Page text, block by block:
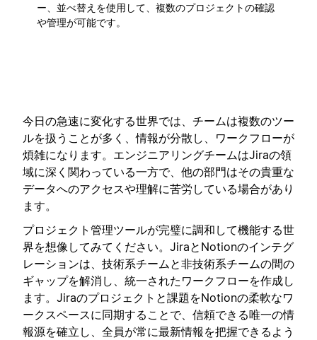
ー、並べ替えを使用して、複数のプロジェクトの確認
や管理が可能です。
今日の急速に変化する世界では、チームは複数のツー
ルを扱うことが多く、情報が分散し、ワークフローが
煩雑になります。エンジニアリングチームはJiraの領
域に深く関わっている一方で、他の部門はその貴重な
データへのアクセスや理解に苦労している場合があり
ます。
プロジェクト管理ツールが完璧に調和して機能する世
界を想像してみてください。JiraとNotionのインテグ
レーションは、技術系チームと非技術系チームの間の
ギャップを解消し、統一されたワークフローを作成し
ます。Jiraのプロジェクトと課題をNotionの柔軟なワ
ークスペースに同期することで、信頼できる唯一の情
報源を確立し、全員が常に最新情報を把握できるよう